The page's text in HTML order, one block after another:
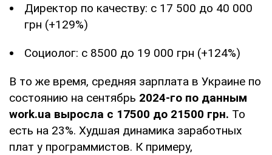
Директор по качеству: с 17 500 до 40 000
грн (+129%)
Социолог: с 8500 до 19 000 грн (+124%)
В то же время, средняя зарплата в Украине по
состоянию на сентябрь 2024-го по данным
work.ua выросла с 17500 до 21500 грн. То
есть на 23%. Худшая динамика заработных
плат у программистов. К примеру,